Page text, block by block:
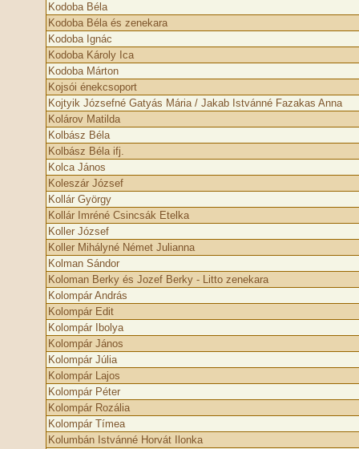
Kodoba Béla
Kodoba Béla és zenekara
Kodoba Ignác
Kodoba Károly Ica
Kodoba Márton
Kojsói énekcsoport
Kojtyik Józsefné Gatyás Mária / Jakab Istvánné Fazakas Anna
Kolárov Matilda
Kolbász Béla
Kolbász Béla ifj.
Kolca János
Koleszár József
Kollár György
Kollár Imréné Csincsák Etelka
Koller József
Koller Mihályné Német Julianna
Kolman Sándor
Koloman Berky és Jozef Berky - Litto zenekara
Kolompár András
Kolompár Edit
Kolompár Ibolya
Kolompár János
Kolompár Júlia
Kolompár Lajos
Kolompár Péter
Kolompár Rozália
Kolompár Tímea
Kolumbán Istvánné Horvát Ilonka